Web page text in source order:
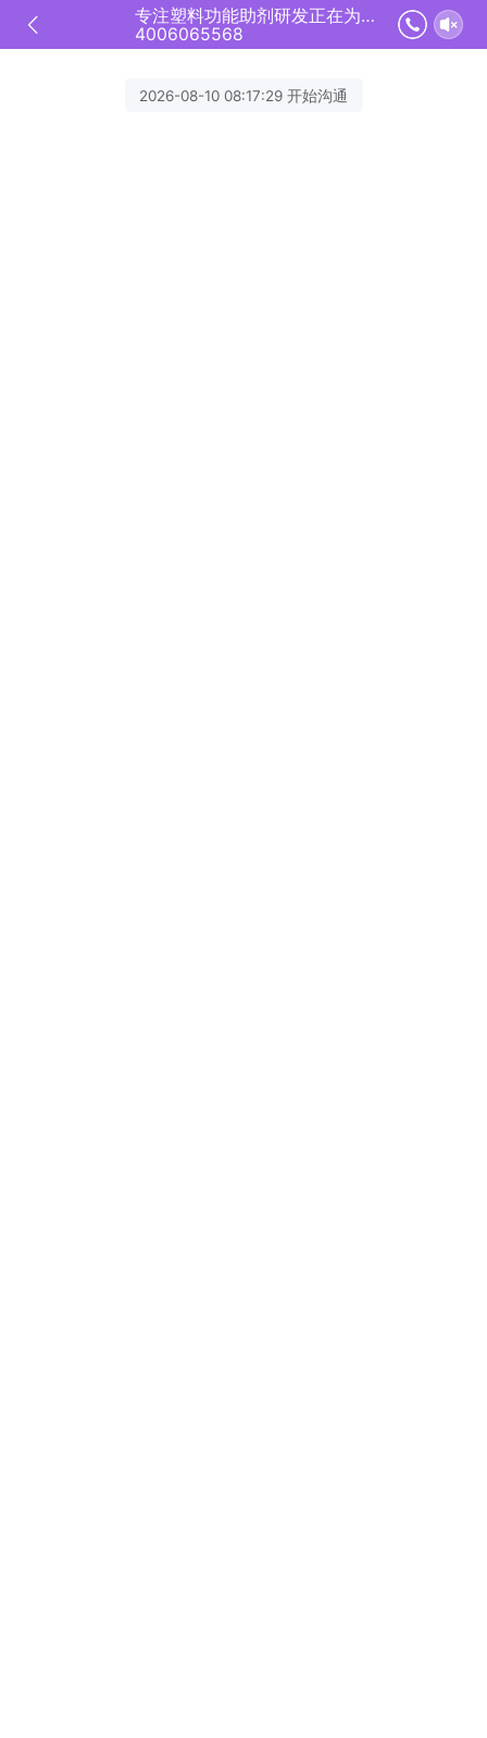
专注塑料功能助剂研发正在为您服务
4006065568
2026-08-10 08:17:29 开始沟通